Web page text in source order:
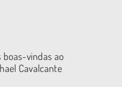
boas-vindas ao
Cavalcante